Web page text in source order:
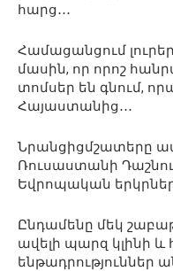
հարց․․․
Համացանցում
մասին, որ որոշ
տոմսեր են գնում,
Հայաստանից․․․
Նրանցիցմշատերը
Ռուսաստանի
Եվրոպական
Ընդամենը մեկ
ավելի պարզ կլինի և
ենթադրություններ